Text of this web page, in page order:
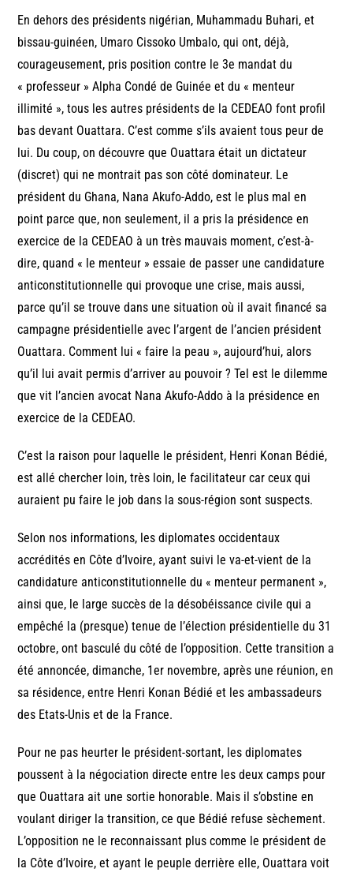
En dehors des présidents nigérian, Muhammadu Buhari, et
bissau-guinéen, Umaro Cissoko Umbalo, qui ont, déjà,
courageusement, pris position contre le 3e mandat du
« professeur » Alpha Condé de Guinée et du « menteur
illimité », tous les autres présidents de la CEDEAO font profil
bas devant Ouattara. C’est comme s’ils avaient tous peur de
lui. Du coup, on découvre que Ouattara était un dictateur
(discret) qui ne montrait pas son côté dominateur. Le
président du Ghana, Nana Akufo-Addo, est le plus mal en
point parce que, non seulement, il a pris la présidence en
exercice de la CEDEAO à un très mauvais moment, c’est-à-
dire, quand « le menteur » essaie de passer une candidature
anticonstitutionnelle qui provoque une crise, mais aussi,
parce qu’il se trouve dans une situation où il avait financé sa
campagne présidentielle avec l’argent de l’ancien président
Ouattara. Comment lui « faire la peau », aujourd’hui, alors
qu’il lui avait permis d’arriver au pouvoir ? Tel est le dilemme
que vit l’ancien avocat Nana Akufo-Addo à la présidence en
exercice de la CEDEAO.
C’est la raison pour laquelle le président, Henri Konan Bédié,
est allé chercher loin, très loin, le facilitateur car ceux qui
auraient pu faire le job dans la sous-région sont suspects.
Selon nos informations, les diplomates occidentaux
accrédités en Côte d’Ivoire, ayant suivi le va-et-vient de la
candidature anticonstitutionnelle du « menteur permanent »,
ainsi que, le large succès de la désobéissance civile qui a
empêché la (presque) tenue de l’élection présidentielle du 31
octobre, ont basculé du côté de l’opposition. Cette transition a
été annoncée, dimanche, 1er novembre, après une réunion, en
sa résidence, entre Henri Konan Bédié et les ambassadeurs
des Etats-Unis et de la France.
Pour ne pas heurter le président-sortant, les diplomates
poussent à la négociation directe entre les deux camps pour
que Ouattara ait une sortie honorable. Mais il s’obstine en
voulant diriger la transition, ce que Bédié refuse sèchement.
L’opposition ne le reconnaissant plus comme le président de
la Côte d’Ivoire, et ayant le peuple derrière elle, Ouattara voit